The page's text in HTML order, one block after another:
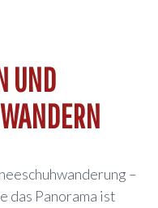
UND
–
das Panorama ist